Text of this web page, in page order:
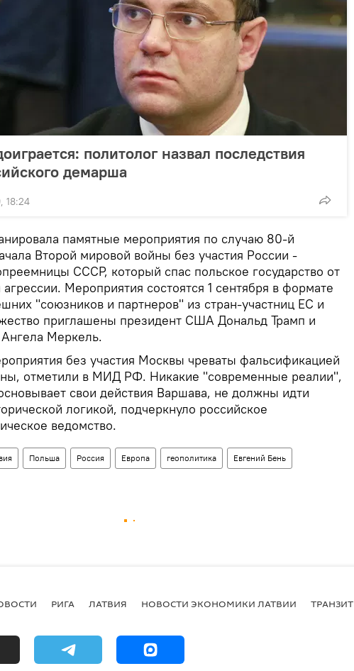
политолог назвал последствия
демарша
18:24
памятные мероприятия по случаю 80-й
Второй мировой войны без участия России -
СССР, который спас польское государство от
агрессии. Мероприятия состоятся 1 сентября в формате
"союзников и партнеров" из стран-участниц ЕС и
приглашены президент США Дональд Трамп и
Меркель.
без участия Москвы чреваты фальсификацией
отметили в МИД РФ. Никакие "современные реалии",
свои действия Варшава, не должны идти
логикой, подчеркнуло российское
ведомство.
Польша Россия Европа геополитика Евгений Бень
РИГА ЛАТВИЯ НОВОСТИ ЭКОНОМИКИ ЛАТВИИ ТРАНЗИТ